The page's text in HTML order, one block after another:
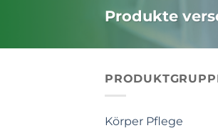
Produkte
Körper Pflege